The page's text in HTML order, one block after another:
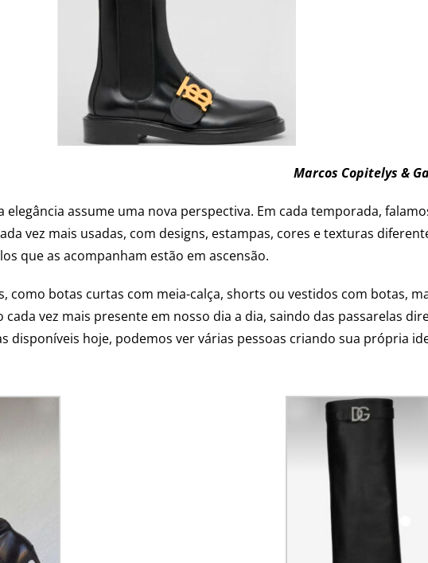
Marcos Copitelys &
assume uma nova perspectiva. Em cada temporada,
vez mais usadas, com designs, estampas, cores e texturas
que as acompanham estão em ascensão.
como botas curtas com meia-calça, shorts ou vestidos com botas,
vez mais presente em nosso dia a dia, saindo das passarelas
disponíveis hoje, podemos ver várias pessoas criando sua própria